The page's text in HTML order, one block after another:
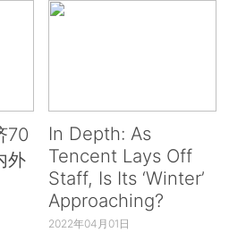
70
外
In Depth: As
Tencent Lays Off
Staff, Is Its ‘Winter’
Approaching?
2022年04月01日